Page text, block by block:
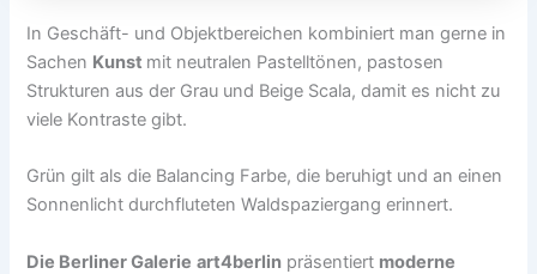
In Geschäft- und Objektbereichen kombiniert man gerne in
Sachen Kunst mit neutralen Pastelltönen, pastosen
Strukturen aus der Grau und Beige Scala, damit es nicht zu
viele Kontraste gibt.
Grün gilt als die Balancing Farbe, die beruhigt und an einen
Sonnenlicht durchfluteten Waldspaziergang erinnert.
Die Berliner Galerie art4berlin präsentiert moderne